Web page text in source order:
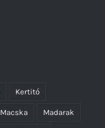
Kertitó
Macska Madarak